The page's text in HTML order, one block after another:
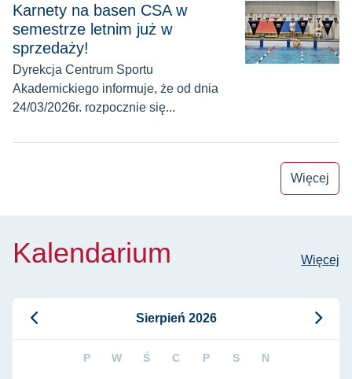
Karnety na basen CSA w
semestrze letnim już w
sprzedaży!
Dyrekcja Centrum Sportu
Akademickiego informuje, że od dnia
24/03/2026r. rozpocznie się...
Więcej
Kalendarium Więcej
Sierpień 2026
P W Ś C P S N